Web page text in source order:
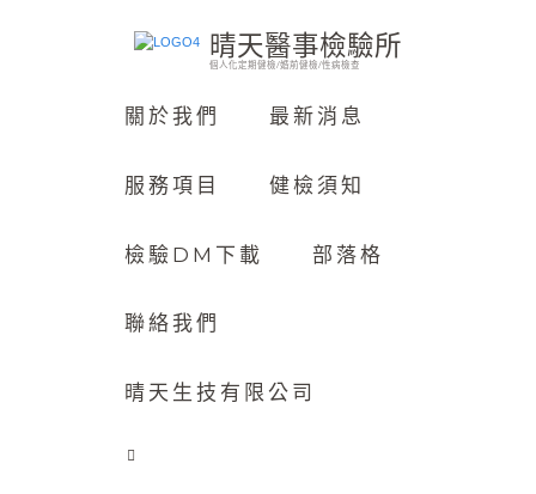
晴天醫事檢驗所
個人化定期健檢/婚前健檢/性病檢查
關於我們 最新消息
服務項目 健檢須知
檢驗DM下載 部落格
聯絡我們
晴天生技有限公司